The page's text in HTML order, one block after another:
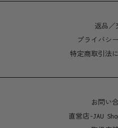
返品／
プライバシ
特定商取引法
お問い
直営店-JAU